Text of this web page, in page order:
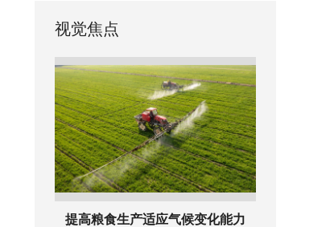
视觉焦点
提高粮食生产适应气候变化能力